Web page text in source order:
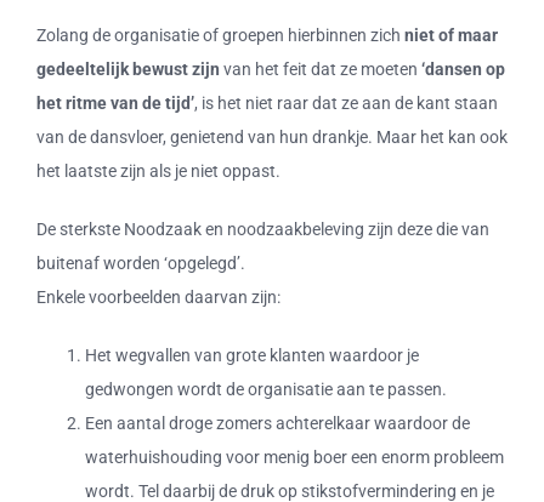
Zolang de organisatie of groepen hierbinnen zich niet of maar
gedeeltelijk bewust zijn van het feit dat ze moeten ‘dansen op
het ritme van de tijd’, is het niet raar dat ze aan de kant staan
van de dansvloer, genietend van hun drankje. Maar het kan ook
het laatste zijn als je niet oppast.
De sterkste Noodzaak en noodzaakbeleving zijn deze die van
buitenaf worden ‘opgelegd’.
Enkele voorbeelden daarvan zijn:
Het wegvallen van grote klanten waardoor je
gedwongen wordt de organisatie aan te passen.
Een aantal droge zomers achterelkaar waardoor de
waterhuishouding voor menig boer een enorm probleem
wordt. Tel daarbij de druk op stikstofvermindering en je